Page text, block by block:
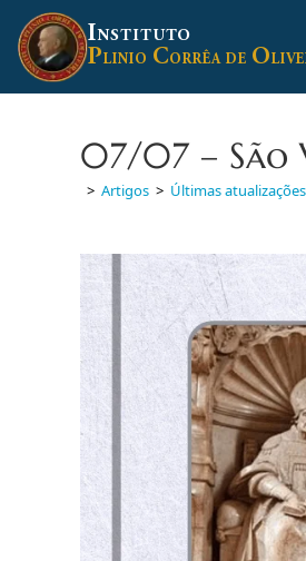
para
conteúdo
INSTITUTO
PLINIO CORRÊA DE O
07/07 – São
> Artigos > Últimas atualizações